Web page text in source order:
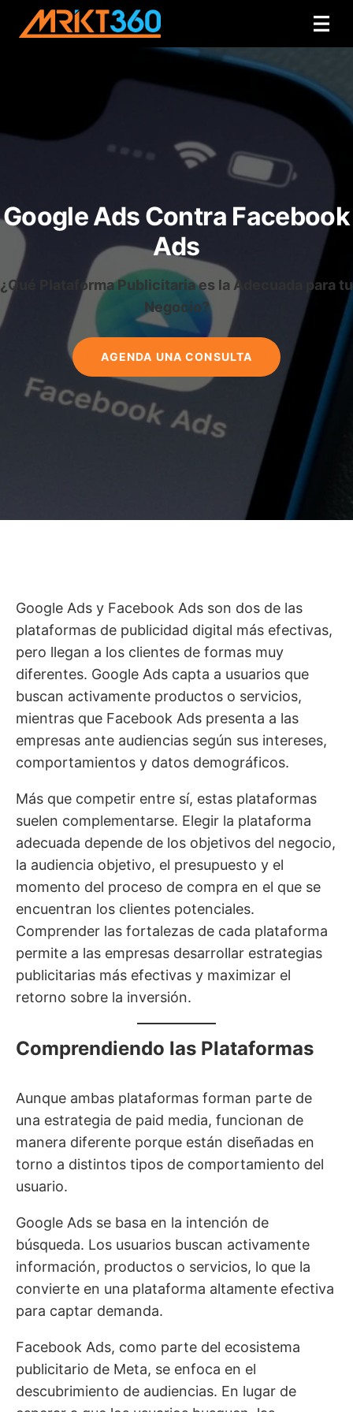
Google Ads Contra Facebook
Ads
¿Qué Plataforma Publicitaria es la Adecuada para tu
Negocio?
AGENDA UNA CONSULTA
Google Ads y Facebook Ads son dos de las
plataformas de publicidad digital más efectivas,
pero llegan a los clientes de formas muy
diferentes. Google Ads capta a usuarios que
buscan activamente productos o servicios,
mientras que Facebook Ads presenta a las
empresas ante audiencias según sus intereses,
comportamientos y datos demográficos.
Más que competir entre sí, estas plataformas
suelen complementarse. Elegir la plataforma
adecuada depende de los objetivos del negocio,
la audiencia objetivo, el presupuesto y el
momento del proceso de compra en el que se
encuentran los clientes potenciales.
Comprender las fortalezas de cada plataforma
permite a las empresas desarrollar estrategias
publicitarias más efectivas y maximizar el
retorno sobre la inversión.
Comprendiendo las Plataformas
Aunque ambas plataformas forman parte de
una estrategia de paid media, funcionan de
manera diferente porque están diseñadas en
torno a distintos tipos de comportamiento del
usuario.
Google Ads se basa en la intención de
búsqueda. Los usuarios buscan activamente
información, productos o servicios, lo que la
convierte en una plataforma altamente efectiva
para captar demanda.
Facebook Ads, como parte del ecosistema
publicitario de Meta, se enfoca en el
descubrimiento de audiencias. En lugar de